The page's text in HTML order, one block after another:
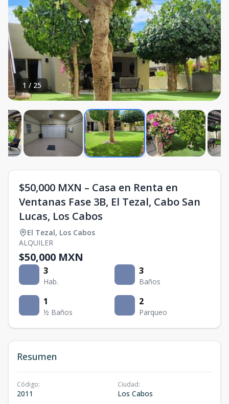
1 / 25
$50,000 MXN – Casa en Renta en
Ventanas Fase 3B, El Tezal, Cabo San
Lucas, Los Cabos
El Tezal, Los Cabos
ALQUILER
$50,000 MXN
3
Hab.
3
Baños
1
½ Baños
2
Parqueo
Resumen
Código:
2011
Ciudad:
Los Cabos